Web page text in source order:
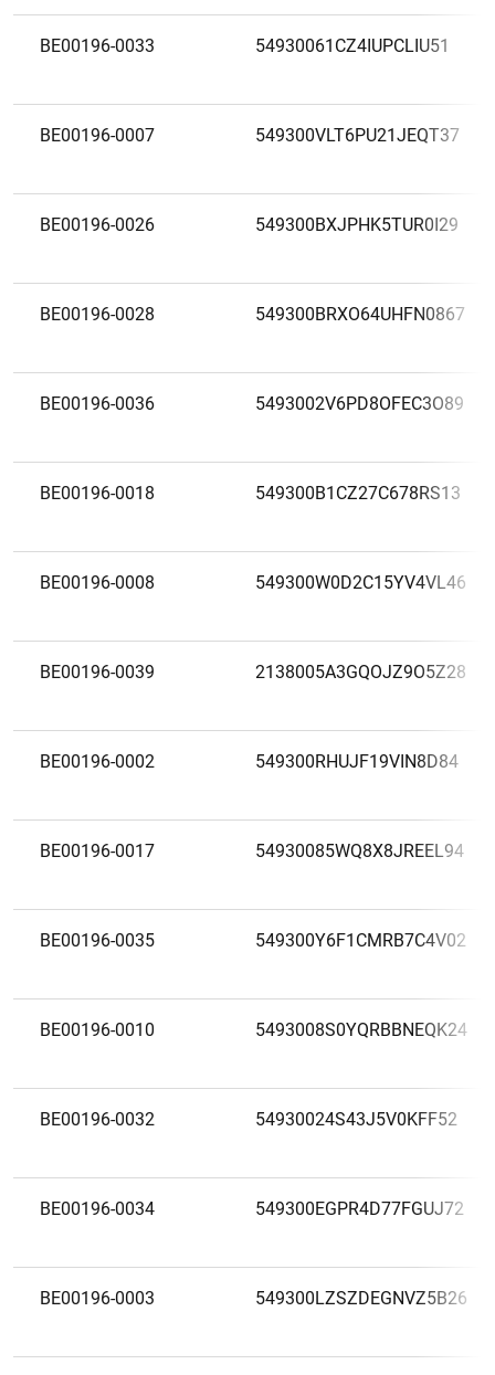
BE00196-0033 54930061CZ4IUPCLIU51
BE00196-0007 549300VLT6PU21JEQT37
BE00196-0026 549300BXJPHK5TUR0I29
BE00196-0028 549300BRXO64UHFN0867
BE00196-0036 5493002V6PD8OFEC3O89
BE00196-0018 549300B1CZ27C678RS13
BE00196-0008 549300W0D2C15YV4VL46
BE00196-0039 2138005A3GQOJZ9O5Z28
BE00196-0002 549300RHUJF19VIN8D84
BE00196-0017 54930085WQ8X8JREEL94
BE00196-0035 549300Y6F1CMRB7C4V02
BE00196-0010 5493008S0YQRBBNEQK24
BE00196-0032 54930024S43J5V0KFF52
BE00196-0034 549300EGPR4D77FGUJ72
BE00196-0003 549300LZSZDEGNVZ5B26